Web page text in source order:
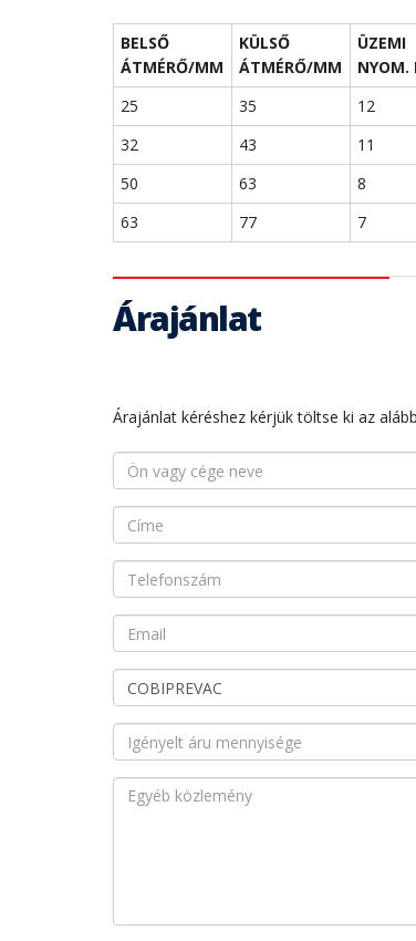
BELSŐ
ÁTMÉRŐ/MM
KÜLSŐ
ÁTMÉRŐ/MM
ÜZEMI
NYOM.
25
35 12
32
43 11
50
63 8
63
77 7
Árajánlat
Árajánlat kéréshez kérjük töltse ki az